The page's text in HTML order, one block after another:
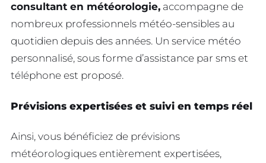
consultant en météorologie, accompagne de
nombreux professionnels météo-sensibles au
quotidien depuis des années. Un service météo
personnalisé, sous forme d’assistance par sms et
téléphone est proposé.
Prévisions expertisées et suivi en temps réel
Ainsi, vous bénéficiez de prévisions
météorologiques entièrement expertisées,